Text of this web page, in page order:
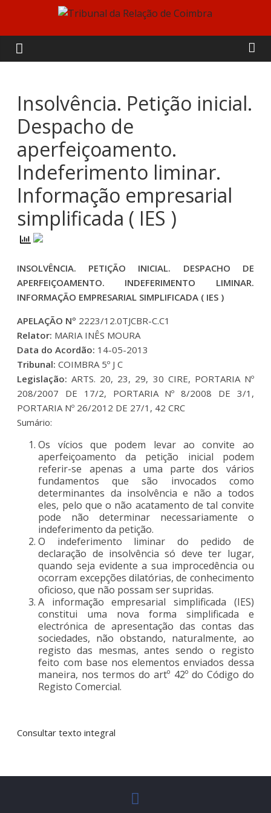
content
Tribunal
da
Relação
de
Coimbra
Insolvência. Petição inicial.
Despacho de
aperfeiçoamento.
Indeferimento liminar.
Informação empresarial
simplificada ( IES )
INSOLVÊNCIA. PETIÇÃO INICIAL. DESPACHO DE
APERFEIÇOAMENTO. INDEFERIMENTO LIMINAR.
INFORMAÇÃO EMPRESARIAL SIMPLIFICADA ( IES )
APELAÇÃO Nº 2223/12.0TJCBR-C.C1
Relator: MARIA INÊS MOURA
Data do Acordão: 14-05-2013
Tribunal: COIMBRA 5º J C
Legislação: ARTS. 20, 23, 29, 30 CIRE, PORTARIA Nº
208/2007 DE 17/2, PORTARIA Nº 8/2008 DE 3/1,
PORTARIA Nº 26/2012 DE 27/1, 42 CRC
Sumário:
Os vícios que podem levar ao convite ao
aperfeiçoamento da petição inicial podem
referir-se apenas a uma parte dos vários
fundamentos que são invocados como
determinantes da insolvência e não a todos
eles, pelo que o não acatamento de tal convite
pode não determinar necessariamente o
indeferimento da petição.
O indeferimento liminar do pedido de
declaração de insolvência só deve ter lugar,
quando seja evidente a sua improcedência ou
ocorram excepções dilatórias, de conhecimento
oficioso, que não possam ser supridas.
A informação empresarial simplificada (IES)
constitui uma nova forma simplificada e
electrónica de apresentação das contas das
sociedades, não obstando, naturalmente, ao
registo das mesmas, antes sendo o registo
feito com base nos elementos enviados dessa
maneira, nos termos do artº 42º do Código do
Registo Comercial.
Consultar texto integral